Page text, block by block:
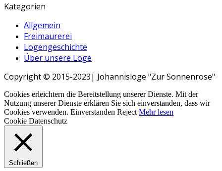
Kategorien
Allgemein
Freimaurerei
Logengeschichte
Über unsere Loge
Copyright © 2015-2023| Johannisloge "Zur Sonnenrose"
Cookies erleichtern die Bereitstellung unserer Dienste. Mit der
Nutzung unserer Dienste erklären Sie sich einverstanden, dass wir
Cookies verwenden. Einverstanden Reject Mehr lesen
Cookie Datenschutz
Schließen